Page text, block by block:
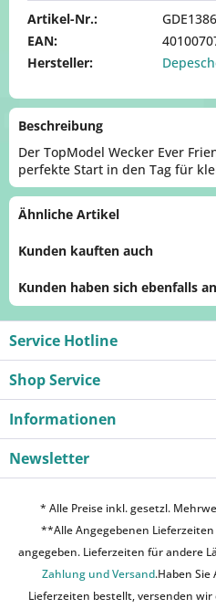
Artikel-Nr.:
EAN:
Hersteller:
Beschreibung
Der TopModel Wecker Ever
perfekte Start in den Tag für
Ähnliche Artikel
Kunden kauften auch
Kunden haben sich ebenfalls
Service Hotline
Shop Service
Informationen
Newsletter
* Alle Preise inkl. gesetzl.
**Alle Angegebenen
angegeben. Lieferzeiten für andere
Zahlung und Versand.Haben
Lieferzeiten bestellt, versenden